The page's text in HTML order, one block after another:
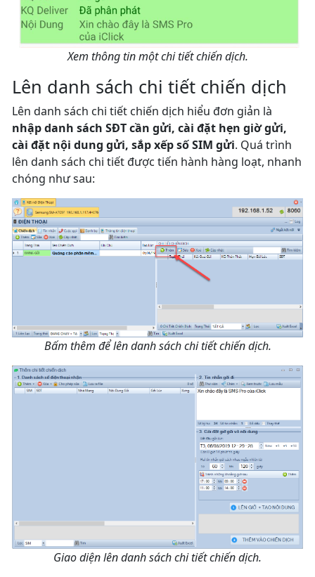
Xem thông tin một chi tiết chiến dịch.
Lên danh sách chi tiết chiến dịch
Lên danh sách chi tiết chiến dịch hiểu đơn giản là
nhập danh sách SĐT cần gửi, cài đặt hẹn giờ gửi,
cài đặt nội dung gửi, sắp xếp số SIM gửi. Quá trình
lên danh sách chi tiết được tiến hành hàng loạt, nhanh
chóng như sau:
Bấm thêm để lên danh sách chi tiết chiến dịch.
Giao diện lên danh sách chi tiết chiến dịch.